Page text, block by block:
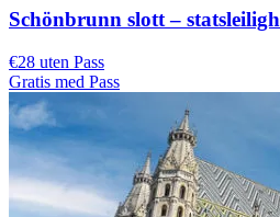
Schönbrunn slott –
€28 uten Pass
Gratis med Pass